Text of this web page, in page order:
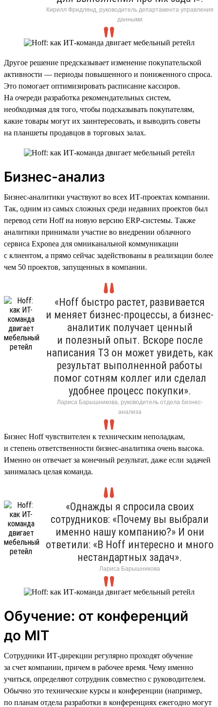
Кирилл Фридлянд, руководитель департамента управления
данными
Другое решение предсказывает изменение покупательской
активности — периоды повышенного и пониженного спроса.
Это помогает оптимизировать расписание кассиров.
На очереди разработка рекомендательных систем,
необходимая для того, чтобы подсказывать покупателям,
какие товары могут их заинтересовать, и выводить советы
на планшеты продавцов в торговых залах.
Бизнес-анализ
Бизнес-аналитики участвуют во всех ИТ-проектах компании.
Так, одним из самых сложных среди недавних проектов был
перевод сети Hoff на новую версию ERP-системы. Также
аналитики принимали участие во внедрении облачного
сервиса Exponea для омниканальной коммуникации
с клиентом, а прямо сейчас задействованы в реализации более
чем 50 проектов, запущенных в компании.
«Hoff быстро растет, развивается
и меняет бизнес-процессы, а бизнес-
аналитик получает ценный
и полезный опыт. Вскоре после
написания ТЗ он может увидеть, как
результат выполненной работы
помог сотням коллег или сделал
удобнее процесс покупки».
Лариса Барышникова, руководитель отдела бизнес-
анализа
Бизнес Hoff чувствителен к техническим неполадкам,
и степень ответственности бизнес-аналитика очень высока.
Именно он отвечает за конечный результат, даже если задачей
занималась целая команда.
«Однажды я спросила своих
сотрудников: «Почему вы выбрали
именно нашу компанию?» И они
ответили: «В Hoff интересно и много
нестандартных задач».
Лариса Барышникова
Обучение: от конференций
до MIT
Сотрудники ИТ-дирекции регулярно проходят обучение
за счет компании, причем в рабочее время. Чему именно
учиться, определяют сотрудник совместно с руководителем.
Обычно это технические курсы и конференции (например,
по планам отдела разработки в конференциях ежегодно могут